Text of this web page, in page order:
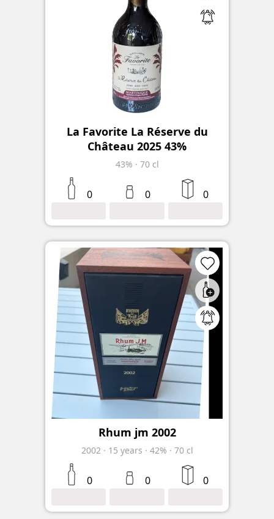
La Favorite La Réserve du
Château 2025 43%
43% · 70 cl
0 0 0
Rhum jm 2002
2002 · 15 years · 42% · 70 cl
0 0 0